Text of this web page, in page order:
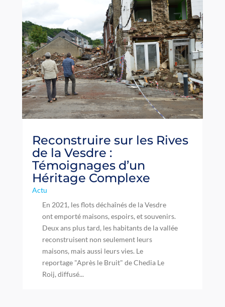
Reconstruire sur les Rives
de la Vesdre :
Témoignages d’un
Héritage Complexe
Actu
En 2021, les flots déchaînés de la Vesdre
ont emporté maisons, espoirs, et souvenirs.
Deux ans plus tard, les habitants de la vallée
reconstruisent non seulement leurs
maisons, mais aussi leurs vies. Le
reportage "Après le Bruit" de Chedia Le
Roij, diffusé...